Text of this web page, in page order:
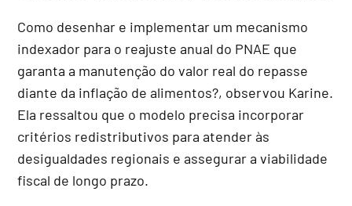
Como desenhar e implementar um mecanismo
indexador para o reajuste anual do PNAE que
garanta a manutenção do valor real do repasse
diante da inflação de alimentos?, observou Karine.
Ela ressaltou que o modelo precisa incorporar
critérios redistributivos para atender às
desigualdades regionais e assegurar a viabilidade
fiscal de longo prazo.